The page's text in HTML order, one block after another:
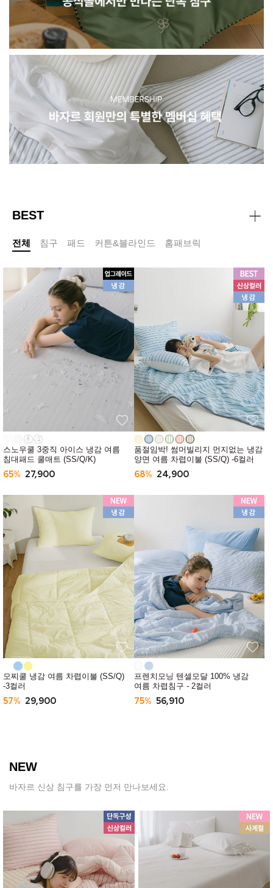
BEST
전체 침구 패드 커튼&블라인드 홈패브릭
스노우쿨 3중직 아이스 냉감 여름
침대패드 쿨매트 (SS/Q/K)
65% 27,900
품절임박! 썸머빌리지 먼지없는 냉감
양면 여름 차렵이불 (SS/Q) -6컬러
68% 24,900
모찌쿨 냉감 여름 차렵이불 (SS/Q)
-3컬러
57% 29,900
프렌치모닝 텐셀모달 100% 냉감
여름 차렵침구 - 2컬러
75% 56,910
NEW
바자르 신상 침구를 가장 먼저 만나보세요.